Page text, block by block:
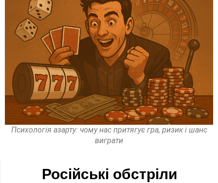
Психологія азарту: чому нас притягує гра, ризик і шанс
виграти
Російські обстріли